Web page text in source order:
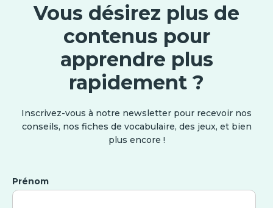
Vous désirez plus de
contenus pour
apprendre plus
rapidement ?
Inscrivez-vous à notre newsletter pour recevoir nos
conseils, nos fiches de vocabulaire, des jeux, et bien
plus encore !
Prénom